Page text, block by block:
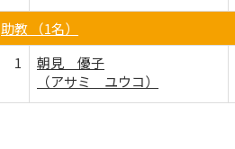
助教 （1名）
1
朝見 優子
（アサミ ユウコ）